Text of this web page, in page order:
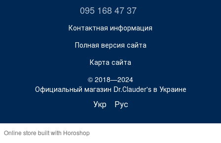
095 168 47 37
Контактная информация
Полная версия сайта
Карта сайта
© 2018—2024
Официальный магазин Dr.Сlauder's в Украине
Укр Рус
Online store built with Horoshop